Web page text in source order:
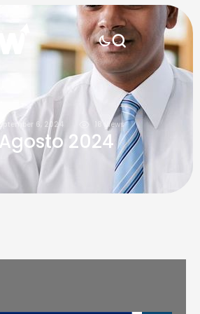
6, 2024 views
2024